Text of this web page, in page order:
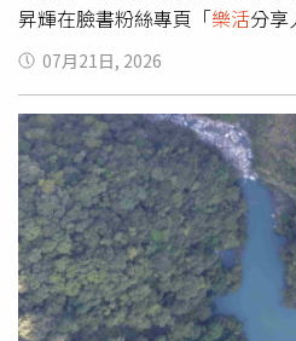
同樂。● 社群打卡禮本活動無
Instagram 限時動態，加入「
同時標註 @banilaco_taiwan，
淨卸妝霜（經典款）mini」一個
為止）● 賓果抽抽樂活動當日
店購買 BANILA CO 商品，單張
參加賓果抽抽樂一次。獎項包
＋1 入）」、「ZERO 零感肌瞬
等。發票限當日使用，每張限
計；獎品每日數量有限，送完
昇輝在臉書粉絲專頁「樂活分享
年起便不再投資個股，而是將
自己的目標並非追求市場最高
時，持有的標的至少不要跌得
相對穩定，也能降低市場波動
多投資人容易將焦點放在報酬
他人時，可能因此感到優越；
為只是短期運氣使然，長期仍
長期陷入彼此比較，不僅容易
資的初衷。施昇輝指出，投資
而是在市場大幅修正時，仍能
07月21日, 2026